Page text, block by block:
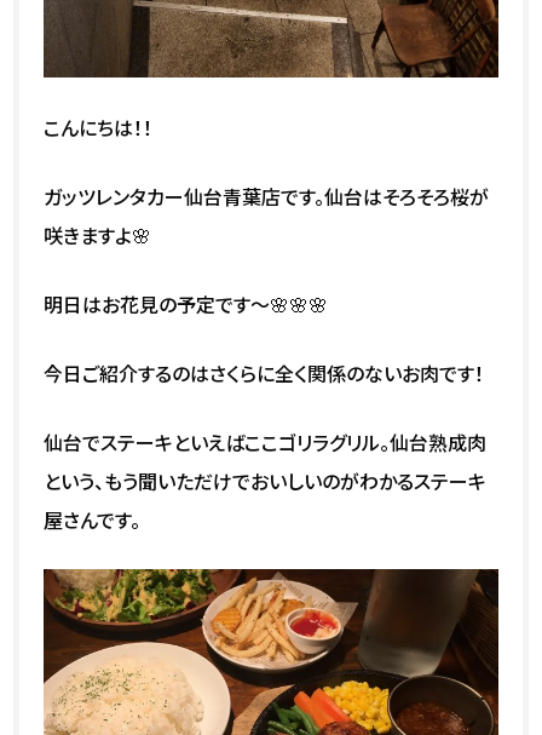
こんにちは！！
ガッツレンタカー仙台青葉店です。仙台はそろそろ桜が
咲きますよ🌸
明日はお花見の予定です～🌸🌸🌸
今日ご紹介するのはさくらに全く関係のないお肉です！
仙台でステーキといえばここゴリラグリル。仙台熟成肉
という、もう聞いただけでおいしいのがわかるステーキ
屋さんです。